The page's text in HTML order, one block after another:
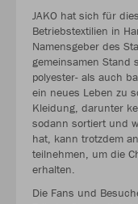
JAKO hat sich für
Betriebstextilien in
Namensgeber des
gemeinsamen Stand
polyester- als auch
ein neues Leben zu
Kleidung, darunter
sodann sortiert und
hat, kann trotzdem
teilnehmen, um die
erhalten.
Die Fans und